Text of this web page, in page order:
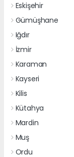
Eskişehir
Gümüşhane
Iğdır
İzmir
Karaman
Kayseri
Kilis
Kütahya
Mardin
Muş
Ordu